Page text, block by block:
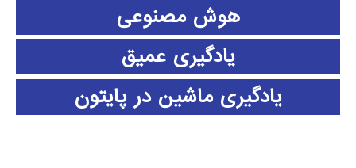
هوش مصنوعی
یادگیری عمیق
یادگیری ماشین در پایتون